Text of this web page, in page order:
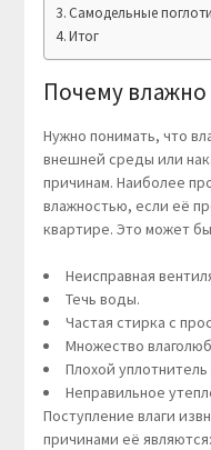
Самодельные
Итог
Почему влажно
Нужно понимать, что
внешней среды или
причинам. Наиболее
влажностью, если её
квартире. Это может
Неисправная
Течь воды.
Частая стирка с
Множество
Плохой уплотнитель
Неправильное
Поступление влаги
причинами её являются: